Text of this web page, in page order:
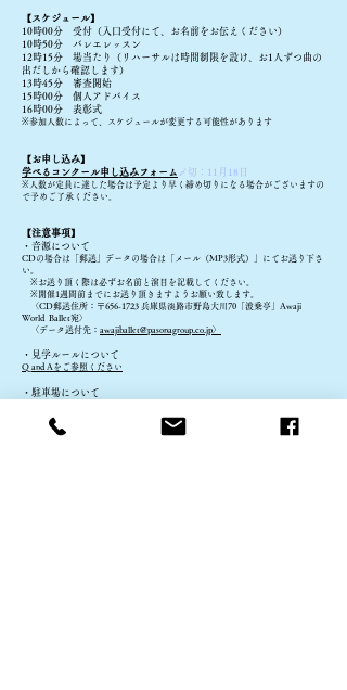
【スケジュール】
10時00分 受付（ 入口受付にて、お名前をお伝えください）
​10時50分 バレエレッスン
12時1 5分 場当たり（ リハーサルは時間制限を設け、お1人ずつ曲の
出だしから確認します）
13時45分​ 審査開始
​15時00分 個人アドバイス
16時00分 表彰式
※参加人数によって、スケジュールが変更する可能性があります
【お申し込み】
学べるコンクール申し込みフォーム 〆切：11月18日
※ 人数が定員に達した場合は予定より早く締め切りになる場合がございますの
で予めご了承ください。
【注意事項】
・音源について
CDの場合は「郵送」データの場合は「メール（MP3形式）」にてお送り下さ
い。
※お送り頂く際は必ずお名前と演目を記載してください。
※開催1週間前までにお送り頂きますようお願い致します。
〈CD郵送住所：〒656-1723 兵庫県淡 路市野島大川70「 波乗亭」
Awaji
World Ballet宛〉
〈データ送付先： awajiballet@pasonagroup.co.jp〉
・見学ルールについて
Q and Aをご参照ください
・駐車場について